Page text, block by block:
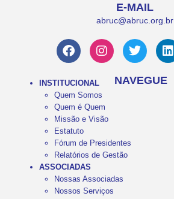
E-MAIL
abruc@abruc.org.br
NAVEGUE
INSTITUCIONAL
Quem Somos
Quem é Quem
Missão e Visão
Estatuto
Fórum de Presidentes
Relatórios de Gestão
ASSOCIADAS
Nossas Associadas
Nossos Serviços